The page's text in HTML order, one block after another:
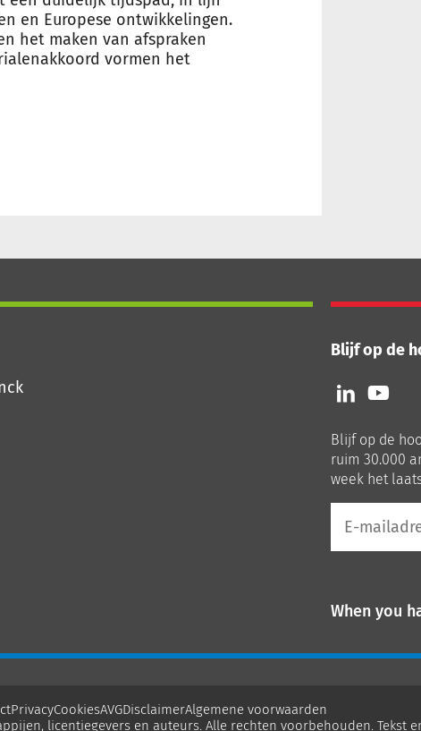
en Europese ontwikkelingen.
het maken van afspraken
vormen het
Blijf op de
Volg
ons
LinkedIn
Volg
ons
Youtube
Blijf op de
ruim 30.000
week het
mailadres
When you
PrivacyCookiesAVGDisclaimerAlgemene voorwaarden
licentiegevers en auteurs. Alle rechten voorbehouden. Tekst